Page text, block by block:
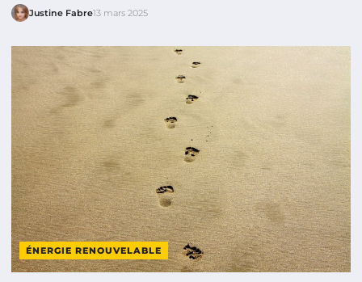
Justine Fabre13 mars 2025
ÉNERGIE RENOUVELABLE